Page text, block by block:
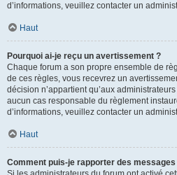
d’informations, veuillez contacter un
Haut
Pourquoi ai-je reçu un avertissement ?
Chaque forum a son propre ensemble de
de ces règles, vous recevrez un
décision n’appartient qu’aux
aucun cas responsable du règlement
d’informations, veuillez contacter un
Haut
Comment puis-je rapporter des